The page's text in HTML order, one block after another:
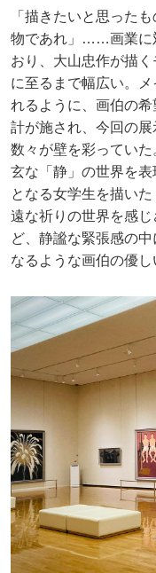
「描きたいと思った
物であれ」……画業に
おり、大山忠作が描
に至るまで幅広い。
れるように、画伯の
計が施され、今回の
数々が壁を彩ってい
玄な「静」の世界を
となる女学生を描い
遠な祈りの世界を感
ど、静謐な緊張感の
なるような画伯の優し